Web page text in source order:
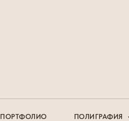
ПОРТФОЛИО ПОЛИГРАФИЯ